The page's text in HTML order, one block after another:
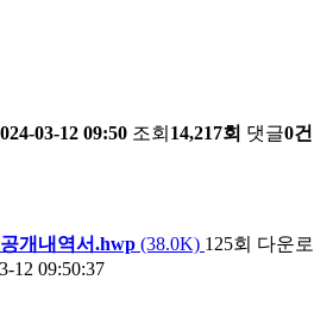
03-12 09:50 조회 14,217회 댓글0건
개내역서.hwp (38.0K) 125회 다운로
12 09:50:37